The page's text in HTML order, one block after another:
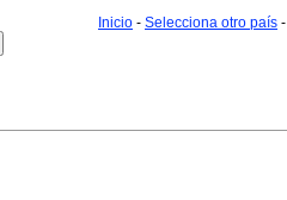
Inicio - Selecciona otro país -